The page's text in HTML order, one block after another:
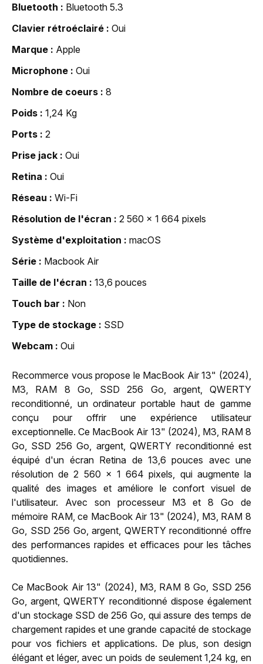
Bluetooth
Bluetooth 5.3
Clavier rétroéclairé
Oui
Marque
Apple
Microphone
Oui
Nombre de coeurs
8
Poids
1,24 Kg
Ports
2
Prise jack
Oui
Retina
Oui
Réseau
Wi-Fi
Résolution de l'écran
2 560 x 1 664 pixels
Système d'exploitation
macOS
Série
Macbook Air
Taille de l'écran
13,6 pouces
Touch bar
Non
Type de stockage
SSD
Webcam
Oui
Recommerce vous propose le MacBook Air 13" (2024),
M3, RAM 8 Go, SSD 256 Go, argent, QWERTY
reconditionné, un ordinateur portable haut de gamme
conçu pour offrir une expérience utilisateur
exceptionnelle. Ce MacBook Air 13" (2024), M3, RAM 8
Go, SSD 256 Go, argent, QWERTY reconditionné est
équipé d'un écran Retina de 13,6 pouces avec une
résolution de 2 560 x 1 664 pixels, qui augmente la
qualité des images et améliore le confort visuel de
l'utilisateur. Avec son processeur M3 et 8 Go de
mémoire RAM, ce MacBook Air 13" (2024), M3, RAM 8
Go, SSD 256 Go, argent, QWERTY reconditionné offre
des performances rapides et efficaces pour les tâches
quotidiennes.
Ce MacBook Air 13" (2024), M3, RAM 8 Go, SSD 256
Go, argent, QWERTY reconditionné dispose également
d'un stockage SSD de 256 Go, qui assure des temps de
chargement rapides et une grande capacité de stockage
pour vos fichiers et applications. De plus, son design
élégant et léger, avec un poids de seulement 1,24 kg, en